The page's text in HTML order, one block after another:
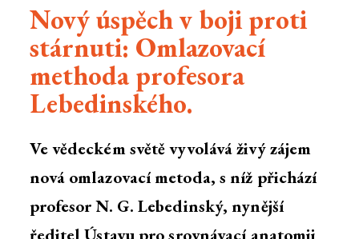
Nový úspěch v boji proti
stárnuti: Omlazovací
methoda profesora
Lebedinského.
Ve vědeckém světě vyvolává živý zájem
nová omlazovací metoda, s níž přichází
profesor N. G. Lebedinský, nynější
ředitel Ústavu pro srovnávací anatomii